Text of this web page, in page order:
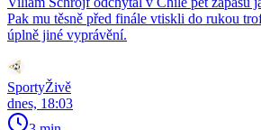
Pak mu těsně před finále vtiskli do rukou
úplně jiné vyprávění.
SportyŽivě
dnes, 18:03